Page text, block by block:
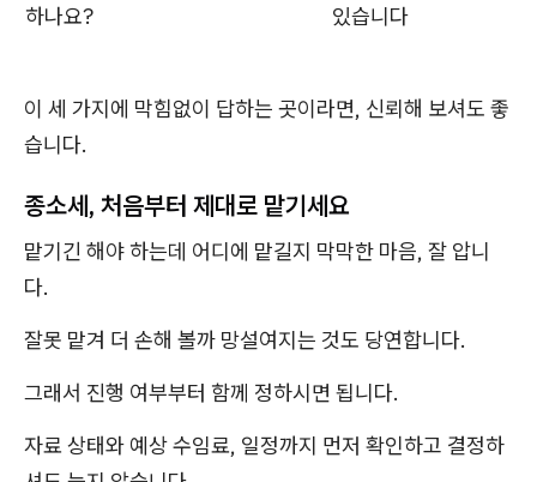
하나요?
있습니다
이 세 가지에 막힘없이 답하는 곳이라면, 신뢰해 보셔도 좋
습니다.
종소세, 처음부터 제대로 맡기세요
맡기긴 해야 하는데 어디에 맡길지 막막한 마음, 잘 압니
다.
잘못 맡겨 더 손해 볼까 망설여지는 것도 당연합니다.
그래서 진행 여부부터 함께 정하시면 됩니다.
자료 상태와 예상 수임료, 일정까지 먼저 확인하고 결정하